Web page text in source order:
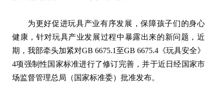
为更好促进玩具产业有序发展，保障孩子们的身心
健康，针对玩具产业发展过程中暴露出来的新问题，近
期，我部牵头加紧对GB 6675.1至GB 6675.4《玩具安全》
4项强制性国家标准进行了修订完善，并于近日经国家市
场监督管理总局（国家标准委）批准发布。